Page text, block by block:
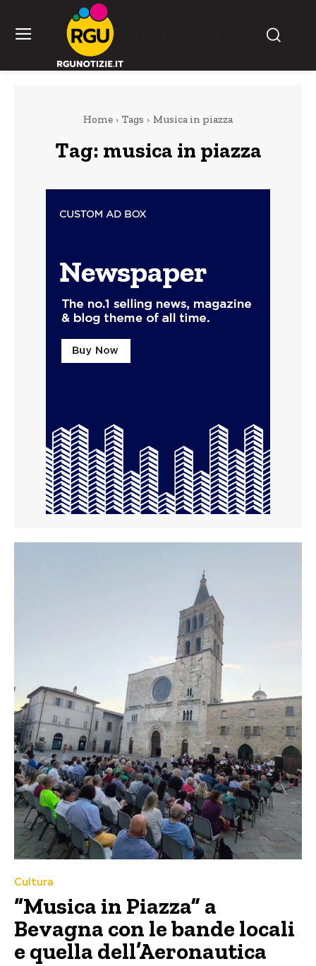
Home Tags Musica in piazza
Tag: musica in piazza
Cultura
“Musica in Piazza” a
Bevagna con le bande locali
e quella dell’Aeronautica